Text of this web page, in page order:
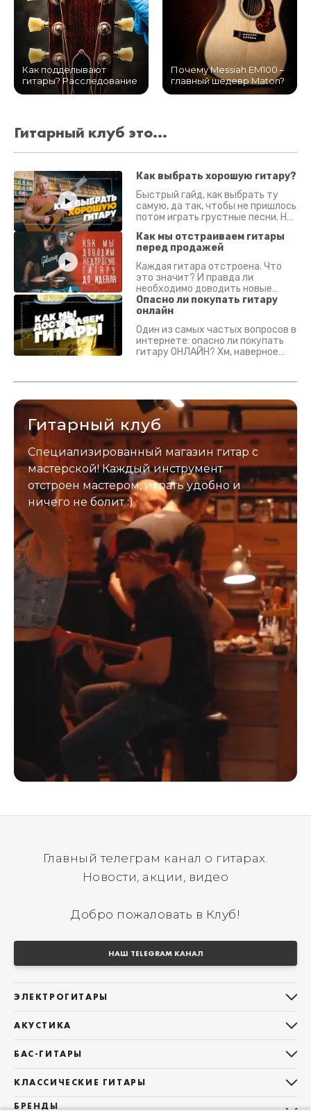
Как подделывают
гитары? Расследование
Почему Messiah EM100 –
главный шедевр Maton?
Гитарный клуб это...
Как выбрать хорошую гитару?
Быстрый гайд, как выбрать ту
самую, да так, чтобы не пришлось
потом играть грустные песни. На
Как мы отстраиваем гитары
перед продажей
Каждая гитара отстроена. Что
это значит? И правда ли
необходимо доводить новые
гитары? Если кратко - да.
Подробно - в видео :)
Опасно ли покупать гитару
онлайн
Один из самых частых вопросов в
интернете: опасно ли покупать
гитару ОНЛАЙН? Хм, наверное
застрахован. Случись что -
Гитарный клуб
Специализированный магазин гитар с
мастерской! Каждый инструмент
отстроен мастером, играть удобно и
ничего не болит :)
Главный телеграм канал о гитарах.
Новости, акции, видео
Добро пожаловать в Клуб!
НАШ TELEGRAM КАНАЛ
ЭЛЕКТРОГИТАРЫ
Telecaster
Les Paul
АКУСТИКА
Фолки (ОМ, 000, 00)
Гранд Аудиториум
БАС-ГИТАРЫ
КЛАССИЧЕСКИЕ ГИТАРЫ
Все классические гитары
БРЕНДЫ